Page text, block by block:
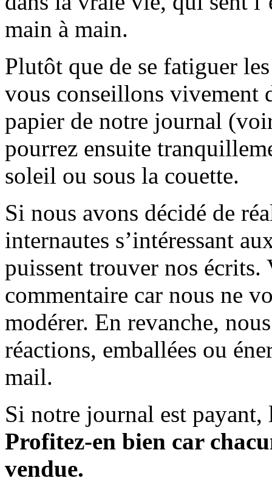
main à main.
Plutôt que de se fatiguer
vous conseillons vivement
papier de notre journal
pourrez ensuite
soleil ou sous la couette.
Si nous avons décidé de
internautes s’intéressant
puissent trouver nos écrits.
commentaire car nous ne
modérer. En revanche,
réactions, emballées ou
mail.
Si notre journal est payant,
Profitez-en bien car
vendue.